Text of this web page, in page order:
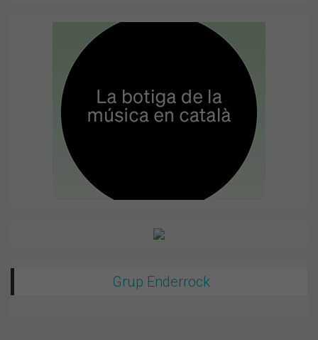
Grup Enderrock